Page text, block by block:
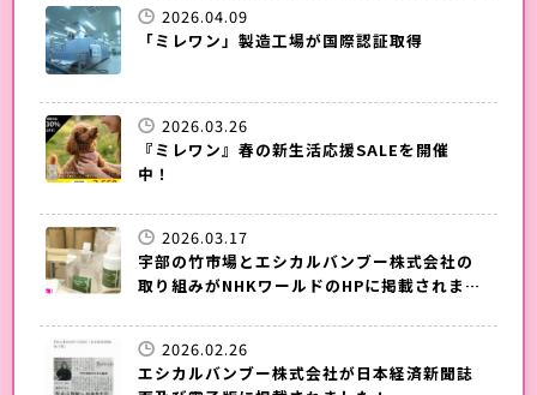
2026.04.09
「ミレワン」製造工場が国際認証取得
2026.03.26
『ミレワン』春の新生活応援SALEを開催
中！
2026.03.17
宇部の竹市場とエシカルバンブー株式会社の
取り組みがNHKワールドのHPに掲載されまし
2026.02.26
エシカルバンブー株式会社が日本経済新聞誌